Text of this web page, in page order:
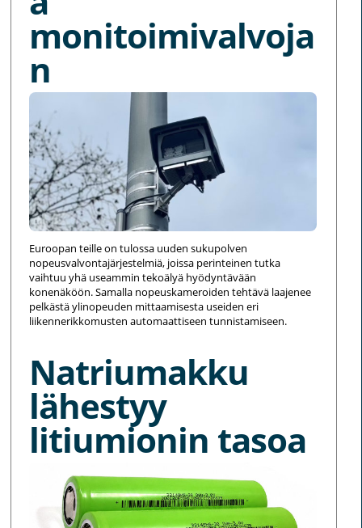
monitoimivalvoja
n
Euroopan teille on tulossa uuden sukupolven
nopeusvalvontajärjestelmiä, joissa perinteinen tutka
vaihtuu yhä useammin tekoälyä hyödyntävään
konenäköön. Samalla nopeuskameroiden tehtävä laajenee
pelkästä ylinopeuden mittaamisesta useiden eri
liikennerikkomusten automaattiseen tunnistamiseen.
Natriumakku
lähestyy
litiumionin tasoa